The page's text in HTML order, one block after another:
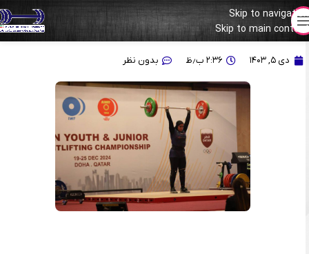
Skip to navigation
Skip to main content
برنز معصومه حسینی در قطر
دی ۵, ۱۴۰۳ ۲:۳۶ ب٫ظ بدون نظر